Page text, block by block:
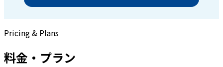
Pricing & Plans
料金・プラン